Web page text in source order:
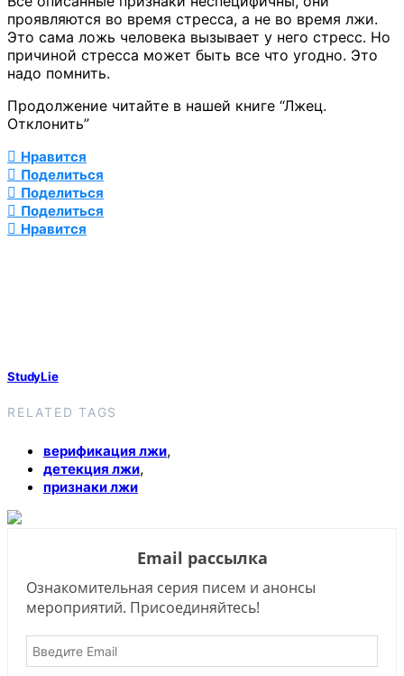
проявляются во время стресса, а не во время лжи.
Это сама ложь человека вызывает у него стресс. Но
причиной стресса может быть все что угодно. Это
надо помнить.
Продолжение читайте в нашей книге “Лжец.
Отклонить”
Нравится
Поделиться
Поделиться
Поделиться
Нравится
StudyLie
RELATED TAGS
верификация лжи,
детекция лжи,
признаки лжи
Email рассылка
Ознакомительная серия писем и анонсы
мероприятий. Присоединяйтесь!